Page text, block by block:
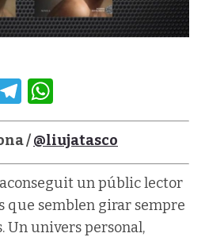
Telegram
/@liujatasco
un públic lector
que semblen girar sempre
Un univers personal,